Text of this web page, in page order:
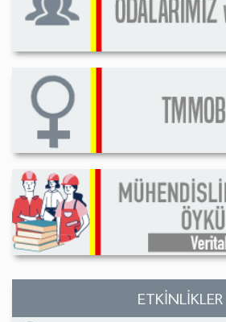
ETKİNLİKLER